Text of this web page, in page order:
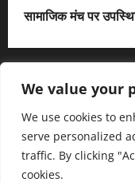
We value your
We use cookies to
serve personalized
traffic. By clicking
cookies.
सामाजिक मंच पर
X
हमसे जुड़ें